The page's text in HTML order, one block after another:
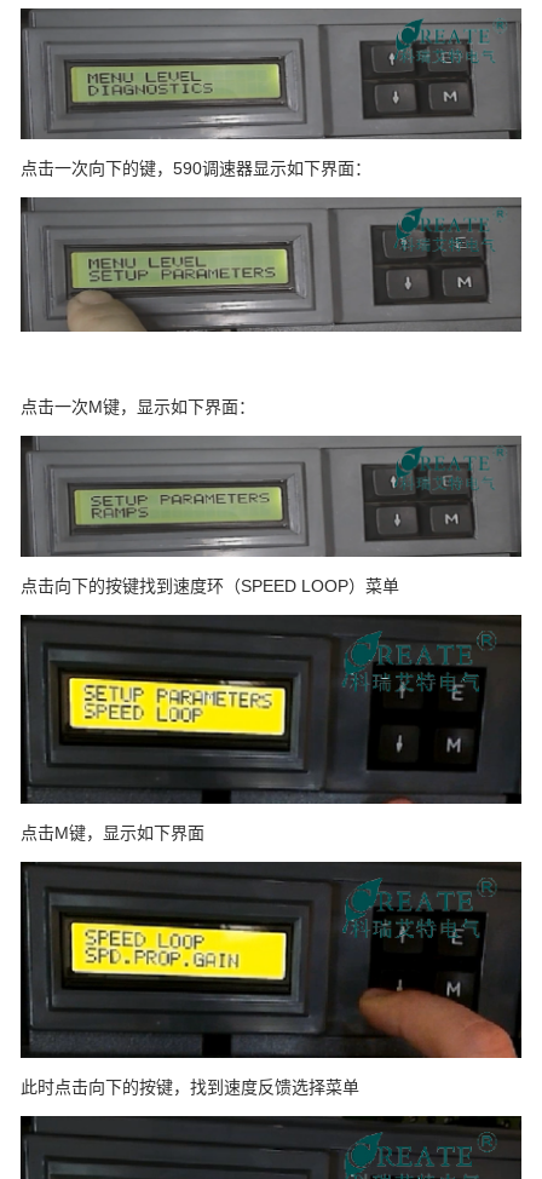
点击一次向下的键，590调速器显示如下界面：
点击一次M键，显示如下界面：
点击向下的按键找到速度环（SPEED LOOP）菜单
点击M键，显示如下界面
此时点击向下的按键，找到速度反馈选择菜单